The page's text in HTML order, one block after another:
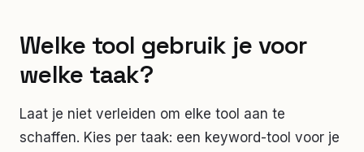
Welke tool gebruik je voor
welke taak?
Laat je niet verleiden om elke tool aan te
schaffen. Kies per taak: een keyword-tool voor je